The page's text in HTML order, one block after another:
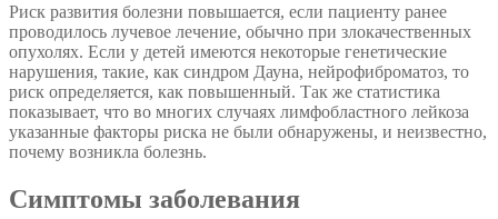
Риск развития болезни повышается, если пациенту ранее
проводилось лучевое лечение, обычно при злокачественных
опухолях. Если у детей имеются некоторые генетические
нарушения, такие, как синдром Дауна, нейрофиброматоз, то
риск определяется, как повышенный. Так же статистика
показывает, что во многих случаях лимфобластного лейкоза
указанные факторы риска не были обнаружены, и неизвестно,
почему возникла болезнь.
Симптомы заболевания